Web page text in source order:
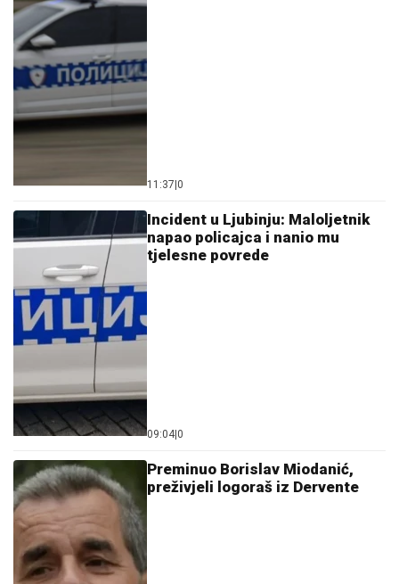
11:37|0
Incident u Ljubinju: Maloljetnik
napao policajca i nanio mu
tjelesne povrede
09:04|0
Preminuo Borislav Miodanić,
preživjeli logoraš iz Dervente